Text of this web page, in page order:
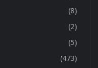
(8)
(2)
(5)
(473)